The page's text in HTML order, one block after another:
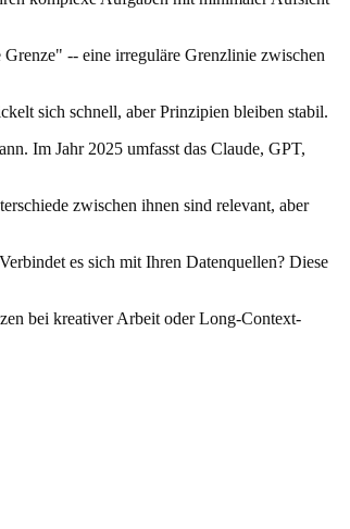
-- eine irreguläre Grenzlinie zwischen
sich schnell, aber Prinzipien bleiben stabil.
Im Jahr 2025 umfasst das Claude, GPT,
zwischen ihnen sind relevant, aber
es sich mit Ihren Datenquellen? Diese
bei kreativer Arbeit oder Long-Context-